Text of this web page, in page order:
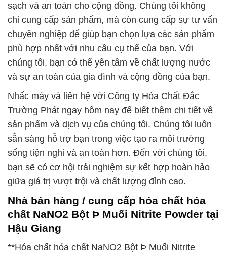
sạch và an toàn cho cộng đồng. Chúng tôi không
chỉ cung cấp sản phẩm, mà còn cung cấp sự tư vấn
chuyên nghiệp để giúp bạn chọn lựa các sản phẩm
phù hợp nhất với nhu cầu cụ thể của bạn. Với
chúng tôi, bạn có thể yên tâm về chất lượng nước
và sự an toàn của gia đình và cộng đồng của bạn.
Nhấc máy và liên hệ với Công ty Hóa Chất Đắc
Trường Phát ngay hôm nay để biết thêm chi tiết về
sản phẩm và dịch vụ của chúng tôi. Chúng tôi luôn
sẵn sàng hỗ trợ bạn trong việc tạo ra môi trường
sống tiện nghi và an toàn hơn. Đến với chúng tôi,
bạn sẽ có cơ hội trải nghiệm sự kết hợp hoàn hảo
giữa giá trị vượt trội và chất lượng đỉnh cao.
Nhà bán hàng / cung cấp hóa chất hóa
chất NaNO2 Bột Þ Muối Nitrite Powder tại
Hậu Giang
**Hóa chất hóa chất NaNO2 Bột Þ Muối Nitrite